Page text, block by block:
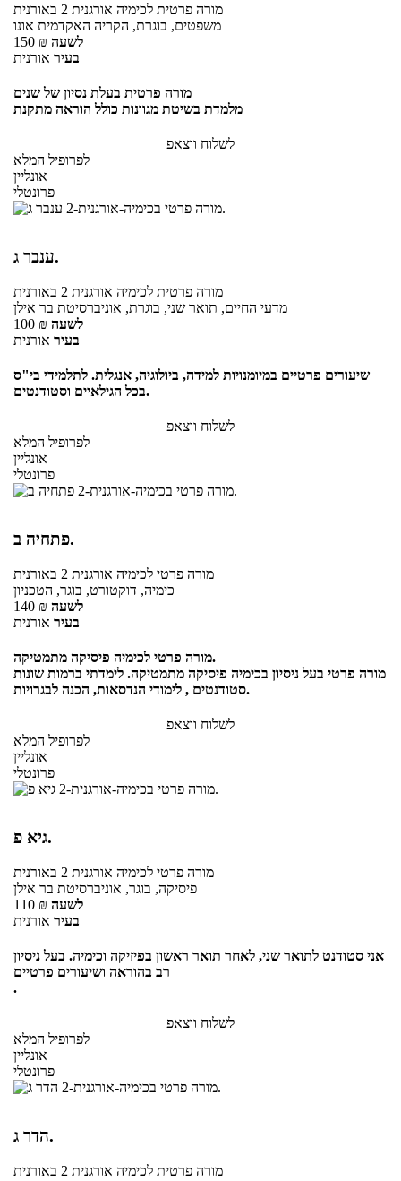
מורה פרטית לכימיה אורגנית 2
באורנית
משפטים, בוגרת, הקריה האקדמית אונו
150 ₪ לשעה
בעיר אורנית
מורה פרטית בעלת נסיון של שנים
מלמדת בשיטת מגוונות כולל הוראה מתקנת
לשלוח ווצאפ
לפרופיל המלא
אונליין
פרונטלי
ענבר ג.
מורה פרטית לכימיה אורגנית 2
באורנית
מדעי החיים, תואר שני, בוגרת, אוניברסיטת בר אילן
100 ₪ לשעה
בעיר אורנית
שיעורים פרטיים במיומנויות למידה, ביולוגיה, אנגלית. לתלמידי בי"ס
בכל הגילאיים וסטודנטים.
לשלוח ווצאפ
לפרופיל המלא
אונליין
פרונטלי
פתחיה ב.
מורה פרטי לכימיה אורגנית 2
באורנית
כימיה, דוקטורט, בוגר, הטכניון
140 ₪ לשעה
בעיר אורנית
מורה פרטי לכימיה פיסיקה מתמטיקה.
מורה פרטי בעל ניסיון בכימיה פיסיקה מתמטיקה. לימדתי ברמות שונות
סטודנטים , לימודי הנדסאות, הכנה לבגרויות.
לשלוח ווצאפ
לפרופיל המלא
אונליין
פרונטלי
גיא פ.
מורה פרטי לכימיה אורגנית 2
באורנית
פיסיקה, בוגר, אוניברסיטת בר אילן
110 ₪ לשעה
בעיר אורנית
אני סטודנט לתואר שני, לאחר תואר ראשון בפיזיקה וכימיה. בעל ניסיון
רב בהוראה ושיעורים פרטיים
.
לשלוח ווצאפ
לפרופיל המלא
אונליין
פרונטלי
הדר ג.
מורה פרטית לכימיה אורגנית 2
באורנית